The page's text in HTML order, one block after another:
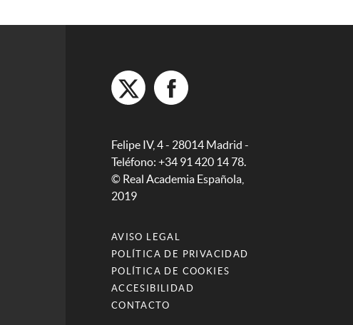
Felipe IV, 4 - 28014 Madrid -
Teléfono: +34 91 420 14 78.
© Real Academia Española,
2019
AVISO LEGAL
POLÍTICA DE PRIVACIDAD
POLÍTICA DE COOKIES
ACCESIBILIDAD
CONTACTO